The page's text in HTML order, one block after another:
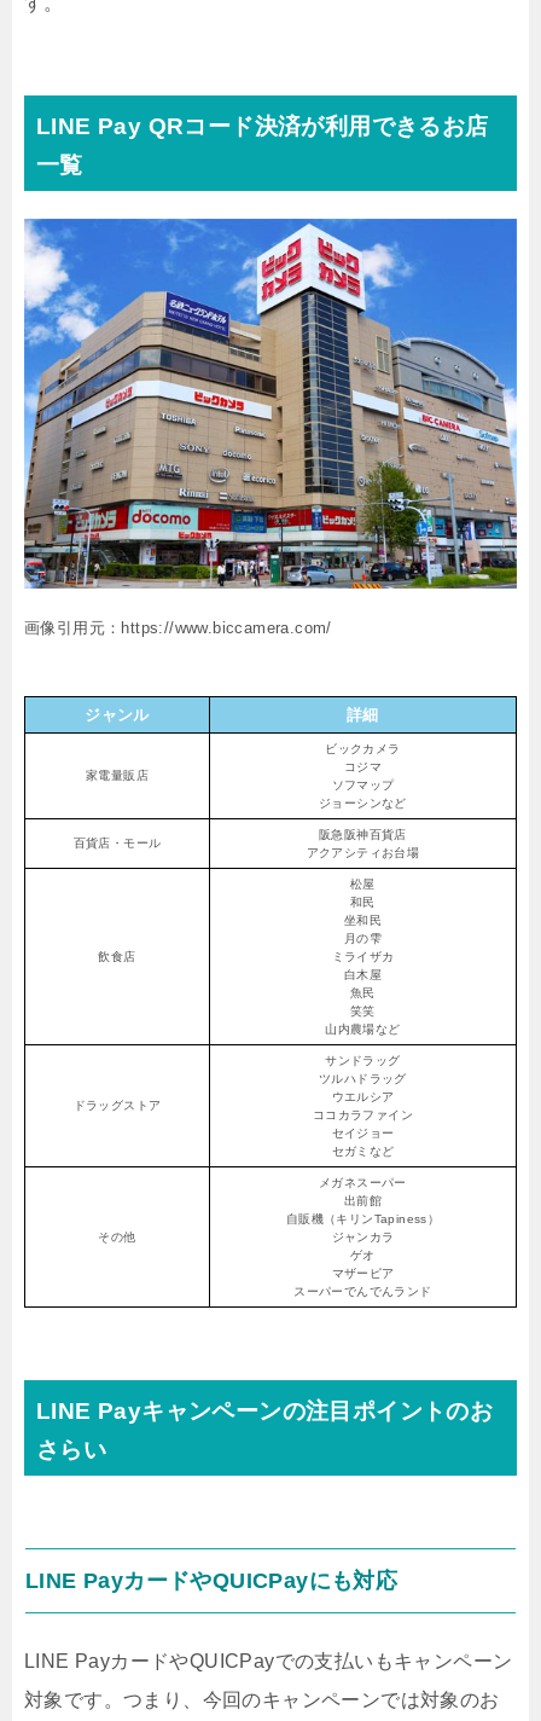
LINE Pay QRコード決済が利用できるお店
一覧
画像引用元：https://www.biccamera.com/
ジャンル 詳細
家電量販店
ビックカメラ
コジマ
ソフマップ
ジョーシンなど
百貨店・モール
阪急阪神百貨店
アクアシティお台場
飲食店
松屋
和民
坐和民
月の雫
ミライザカ
白木屋
魚民
笑笑
山内農場など
ドラッグストア
サンドラッグ
ツルハドラッグ
ウエルシア
ココカラファイン
セイジョー
セガミなど
その他
メガネスーパー
出前館
自販機（キリンTapiness）
ジャンカラ
ゲオ
マザーピア
スーパーでんでんランド
LINE Payキャンペーンの注目ポイントのお
さらい
LINE PayカードやQUICPayにも対応
LINE PayカードやQUICPayでの支払いもキャンペーン
対象です。つまり、今回のキャンペーンでは対象のお